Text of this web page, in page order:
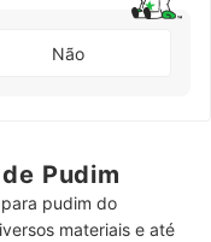
Não
Pudim
pudim do
materiais e até